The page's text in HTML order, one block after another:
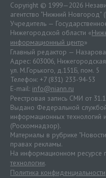
Copyright © 1999—2026
агентство "Нижний
Учредитель —
Нижегородской области «
информационный центр»
Главный редактор —
Адрес: 603006,
ул. М.Горького, д.151Б, пом. 5
Телефон: +7 (831) 233-94-53
E-mail: info@niann.ru
Реестровая запись СМИ от
Выдано Федеральной
информационных технологий
(Роскомнадзор).
Материалы в рубрике
правах рекламы.
На информационном ресурсе
технологии.
Политика конфиденциальности